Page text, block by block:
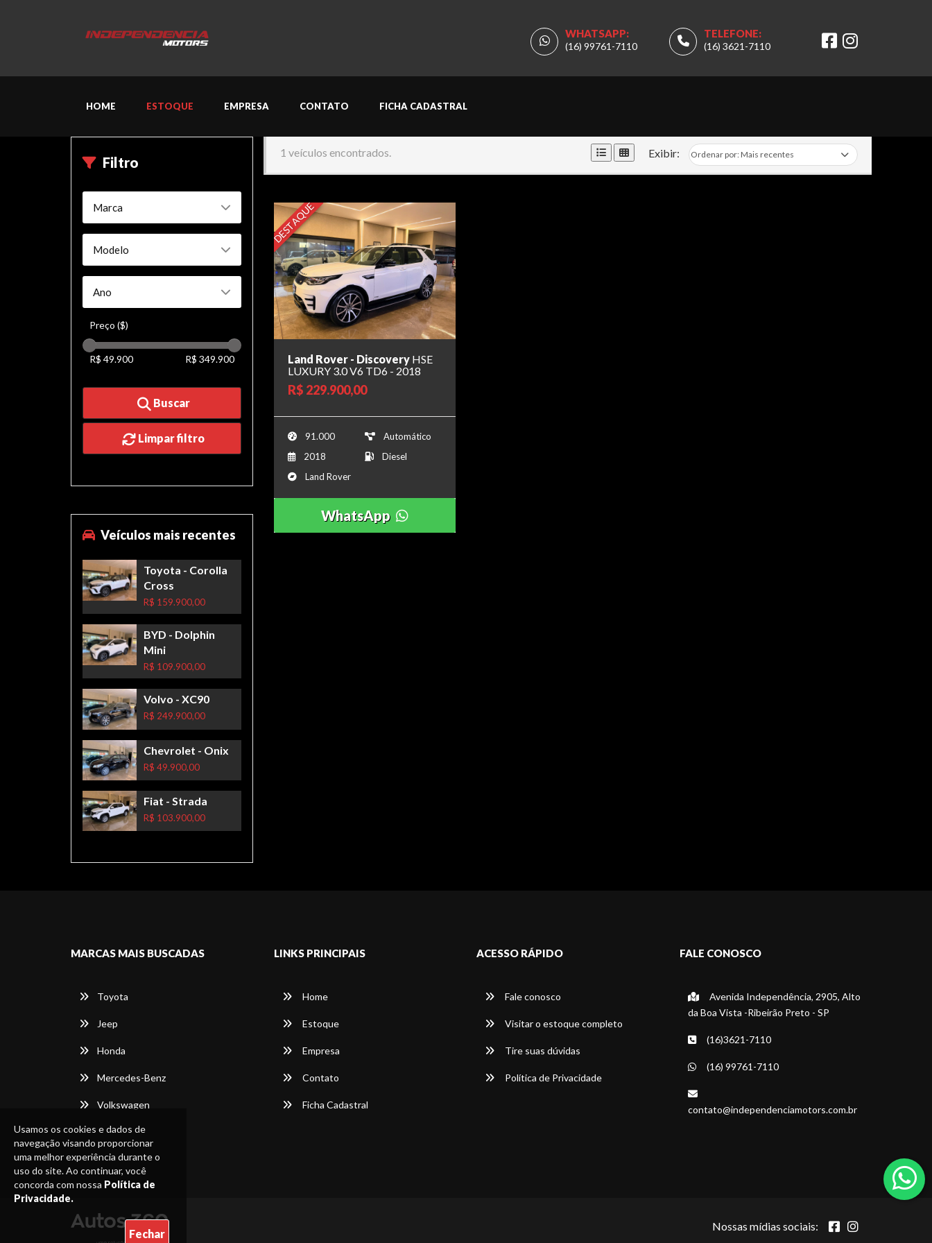
Usamos os cookies e dados de
navegação visando proporcionar
uma melhor experiência durante o
uso do site. Ao continuar, você
concorda com nossa Política de
Privacidade.
Fechar
TELEFONE:
(16) 3621-7110
WHATSAPP:
(16) 99761-7110
HOME ESTOQUE EMPRESA CONTATO FICHA CADASTRAL
1 veículos encontrados. Exibir:
DESTAQUE
Land Rover - Discovery HSE
LUXURY 3.0 V6 TD6 - 2018
R$ 229.900,00
91.000
Automático
2018
Diesel
Land Rover
WhatsApp
Filtro
Preço ($)
R$ 49.900 R$ 349.900
Buscar
Limpar filtro
Veículos mais recentes
Toyota - Corolla
Cross
R$ 159.900,00
BYD - Dolphin
Mini
R$ 109.900,00
Volvo - XC90
R$ 249.900,00
Chevrolet - Onix
R$ 49.900,00
Fiat - Strada
R$ 103.900,00
MARCAS MAIS BUSCADAS
Toyota
Jeep
Honda
Mercedes-Benz
Volkswagen
LINKS PRINCIPAIS
Home
Estoque
Empresa
Contato
Ficha Cadastral
ACESSO RÁPIDO
Fale conosco
Visitar o estoque completo
Tire suas dúvidas
Política de Privacidade
FALE CONOSCO
Avenida Independência, 2905, Alto
da Boa Vista -Ribeirão Preto - SP
(16)3621-7110
(16) 99761-7110
contato@independenciamotors.com.br
Nossas mídias sociais: